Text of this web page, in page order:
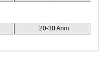
20-30 Anni